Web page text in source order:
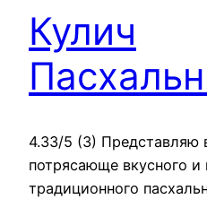
Кулич
4.33/5 (3) Представляю
потрясающе вкусного и
традиционного